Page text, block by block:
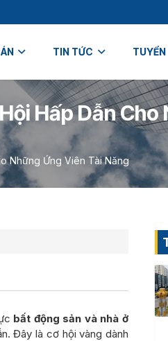
TIN TỨC
Hấp Dẫn
Những Ứng Viên Tài Năng
bất động sản và nhà ở
Đây là cơ hội vàng dành